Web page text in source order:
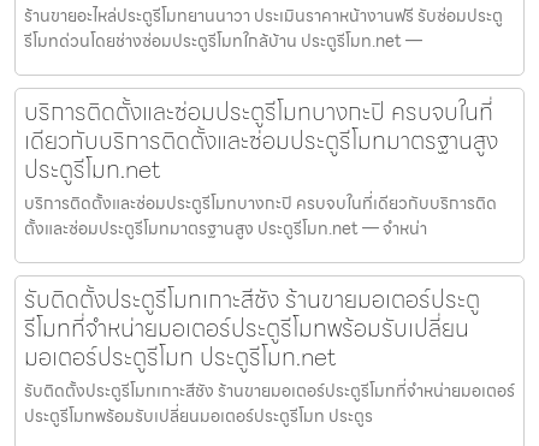
ร้านขายอะไหล่ประตูรีโมทยานนาวา ประเมินราคาหน้างานฟรี รับซ่อมประตู
รีโมทด่วนโดยช่างซ่อมประตูรีโมทใกล้บ้าน ประตูรีโมท.net —
บริการติดตั้งและซ่อมประตูรีโมทบางกะปิ ครบจบในที่
เดียวกับบริการติดตั้งและซ่อมประตูรีโมทมาตรฐานสูง
ประตูรีโมท.net
บริการติดตั้งและซ่อมประตูรีโมทบางกะปิ ครบจบในที่เดียวกับบริการติด
ตั้งและซ่อมประตูรีโมทมาตรฐานสูง ประตูรีโมท.net — จำหน่า
รับติดตั้งประตูรีโมทเกาะสีชัง ร้านขายมอเตอร์ประตู
รีโมทที่จำหน่ายมอเตอร์ประตูรีโมทพร้อมรับเปลี่ยน
มอเตอร์ประตูรีโมท ประตูรีโมท.net
รับติดตั้งประตูรีโมทเกาะสีชัง ร้านขายมอเตอร์ประตูรีโมทที่จำหน่ายมอเตอร์
ประตูรีโมทพร้อมรับเปลี่ยนมอเตอร์ประตูรีโมท ประตูร